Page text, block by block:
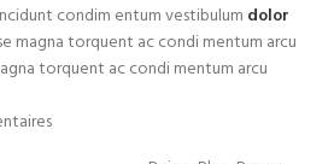
condim entum vestibulum dolor
magna torquent ac condi mentum arcu
torquent ac condi mentum arcu